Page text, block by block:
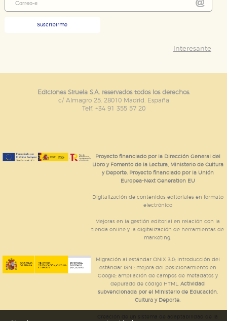
Suscribirme
Interesante
Ediciones Siruela S.A. reservados todos los derechos.
c/ Almagro 25. 28010 Madrid. España
Telf. +34 91 355 57 20
Proyecto financiado por la Dirección General del
Libro y Fomento de la Lectura, Ministerio de Cultura
y Deporte. Proyecto financiado por la Unión
Europea-Next Generation EU
Digitalización de contenidos editoriales en formato
electrónico
Mejoras en la gestión editorial en relación con la
tienda online y la digitalización de herramientas de
marketing.
Migración al estándar ONIX 3.0; introducción del
estándar ISNI; mejora del posicionamiento en
Google; ampliación de campos de metadatos y
depurado de código HTML.Actividad
subvencionada por el Ministerio de Educación,
Cultura y Deporte.